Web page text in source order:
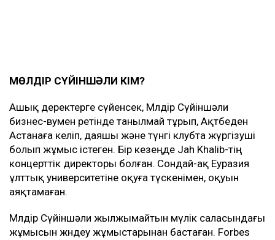
МӨЛДІР СҮЙІНШӘЛИ КІМ?
Ашық деректерге сүйенсек, Мөлдір Сүйіншәли
бизнес-вумен ретінде танылмай тұрып, Ақтөбеден
Астанаға келіп, даяшы және түнгі клубта жүргізуші
болып жұмыс істеген. Бір кезеңде Jah Khalib-тің
концерттік директоры болған. Сондай-ақ Еуразия
ұлттық университетіне оқуға түскенімен, оқуын
аяқтамаған.
Мөлдір Сүйіншәли жылжымайтын мүлік саласындағы
жұмысын жөндеу жұмыстарынан бастаған. Forbes